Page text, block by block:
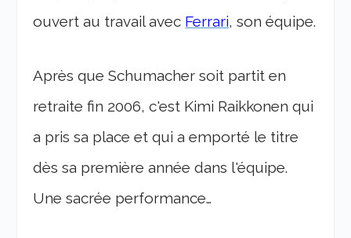
ouvert au travail avec Ferrari, son équipe.
Après que Schumacher soit partit en
retraite fin 2006, c'est Kimi Raikkonen qui
a pris sa place et qui a emporté le titre
dès sa première année dans l'équipe.
Une sacrée performance…